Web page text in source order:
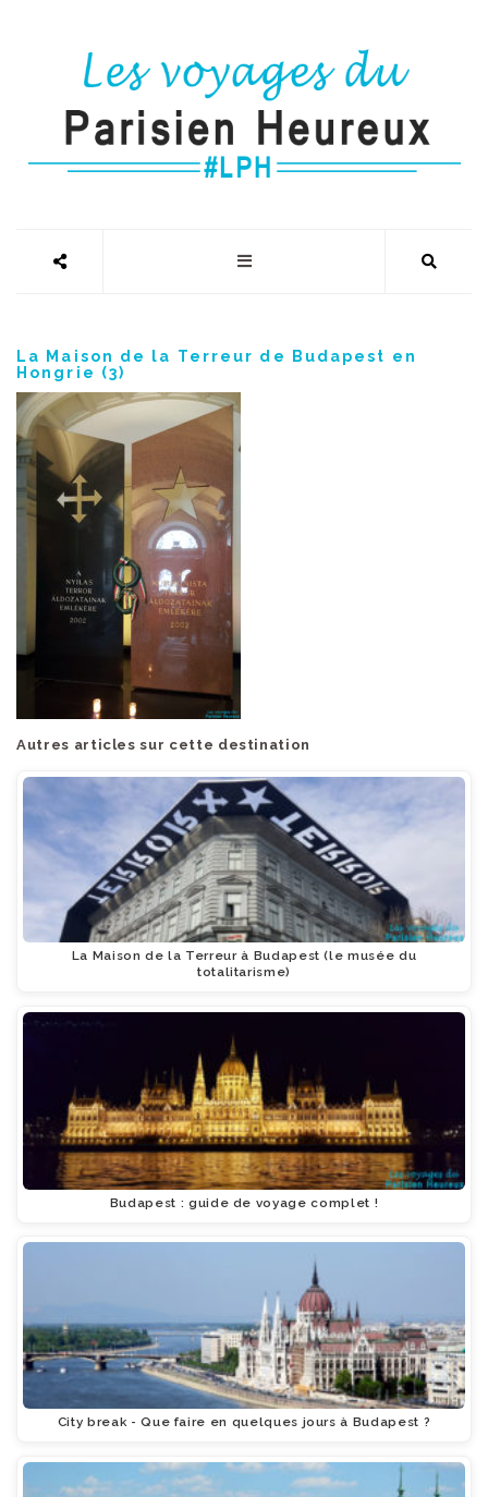
La Maison de la Terreur de Budapest en
Hongrie (3)
Autres articles sur cette destination
La Maison de la Terreur à Budapest (le musée du
totalitarisme)
Budapest : guide de voyage complet !
City break - Que faire en quelques jours à Budapest ?